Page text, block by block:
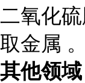
二氧化
取金属 。
其他领域